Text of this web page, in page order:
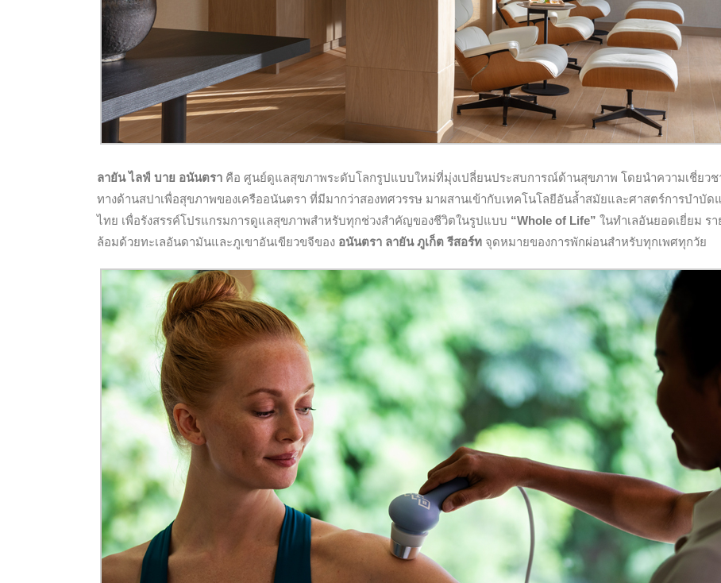
ลายัน ไลฟ์ บาย อนันตรา คือ ศูนย์ดูแลสุขภาพระดับโลกรูปแบบใหม่ที่มุ่งเปลี่ยนประสบการณ์ด้านสุขภาพ โดยนำความเชี่ยว
ทางด้านสปาเพื่อสุขภาพของเครืออนันตรา ที่มีมากว่าสองทศวรรษ มาผสานเข้ากับเทคโนโลยีอันล้ำสมัยและศาสตร์การบำบัด
ไทย เพื่อรังสรรค์โปรแกรมการดูแลสุขภาพสำหรับทุกช่วงสำคัญของชีวิตในรูปแบบ “Whole of Life” ในทำเลอันยอดเยี่ยม รา
ล้อมด้วยทะเลอันดามันและภูเขาอันเขียวขจีของ อนันตรา ลายัน ภูเก็ต รีสอร์ท จุดหมายของการพักผ่อนสำหรับทุกเพศทุกวัย